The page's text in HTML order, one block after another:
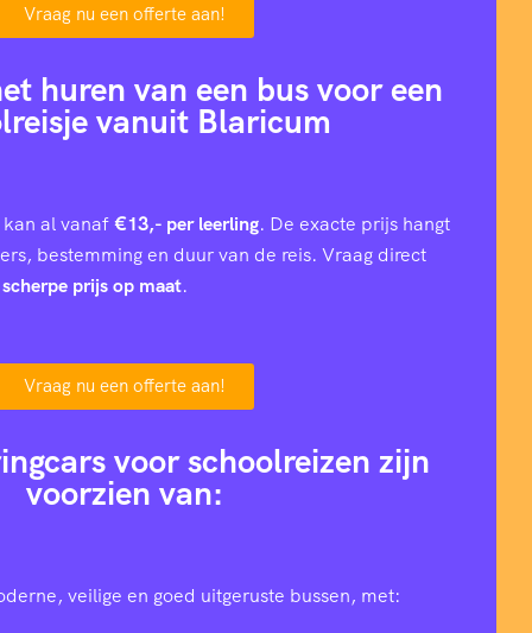
Vraag nu een offerte aan!
huren van een bus voor een
vanuit Blaricum
kan al vanaf€13,- per leerling. De exacte prijs hangt
bestemming en duur van de reis. Vraag direct
scherpe prijs op maat.
Vraag nu een offerte aan!
voor schoolreizen zijn
voorzien van:
veilige en goed uitgeruste bussen, met: